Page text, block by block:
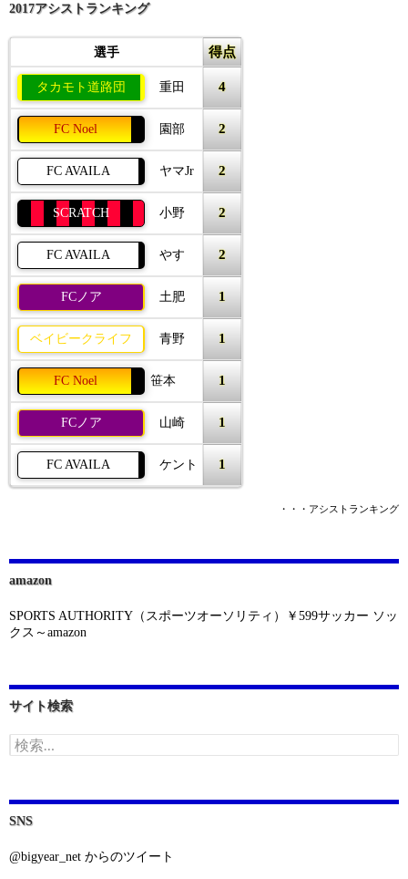
2017アシストランキング
選手 得点
タカモト道路団 重田 4
FC Noel 園部 2
FC AVAILA ヤマJr 2
SCRATCH 小野 2
FC AVAILA やす 2
FCノア 土肥 1
ベイビークライフ 青野 1
FC Noel 笹本 1
FCノア 山崎 1
FC AVAILA ケント 1
・・・アシストランキング
amazon
SPORTS AUTHORITY（スポーツオーソリティ）￥599サッカー ソッ
クス～amazon
サイト検索
検
索:
SNS
@bigyear_net からのツイート